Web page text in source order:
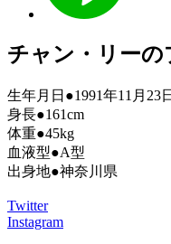
チャン・リー
生年月日●1991年11月23日
身長●161cm
体重●45kg
血液型●A型
出身地●神奈川県
Twitter
Instagram